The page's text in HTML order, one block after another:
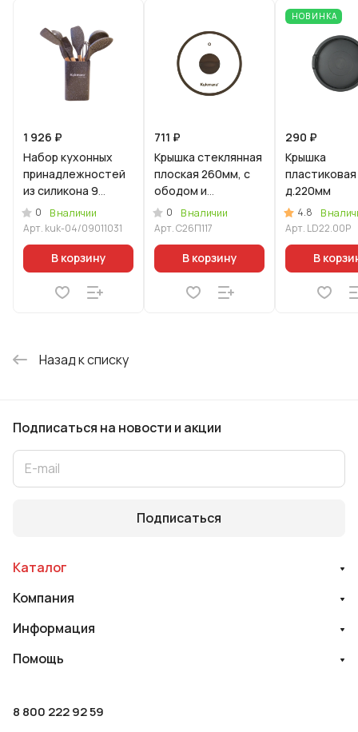
1 926 ₽
Набор кухонных
принадлежностей
из силикона 9
предметов
Кофейный мрамор
0
В наличии
Арт. kuk-04/09011031
В корзину
711 ₽
Крышка стеклянная
плоская 260мм, с
ободом и
пароотводом из
силикона и
ручкой софт-тач
цв
0
В наличии
Арт.С26П117
В корзину
НОВИНКА
290 ₽
Крышка
пластиковая
д.220мм
4.8
В
Арт. LD22.00P
В
Назад к списку
Подписаться на новости и акции
Подписаться
Каталог
Компания
Информация
Помощь
8 800 222 92 59